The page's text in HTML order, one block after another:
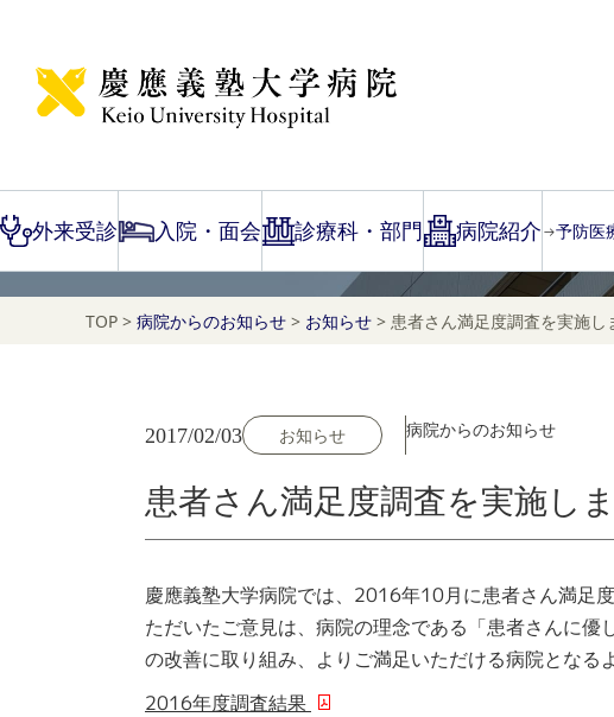
外来受診 入院・面会 診療科・部門 病院紹介 予防医
NEWS
TOP > 病院からのお知らせ > お知らせ > 患者さん満足度調査を実施し
2017/02/03 お知らせ 病院からのお知らせ
患者さん満足度調査を実施し
慶應義塾大学病院では、2016年10月に患者さん満足
ただいたご意見は、病院の理念である「患者さんに
の改善に取り組み、よりご満足いただける病院となる
2016年度調査結果